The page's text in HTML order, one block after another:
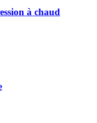
à chaud